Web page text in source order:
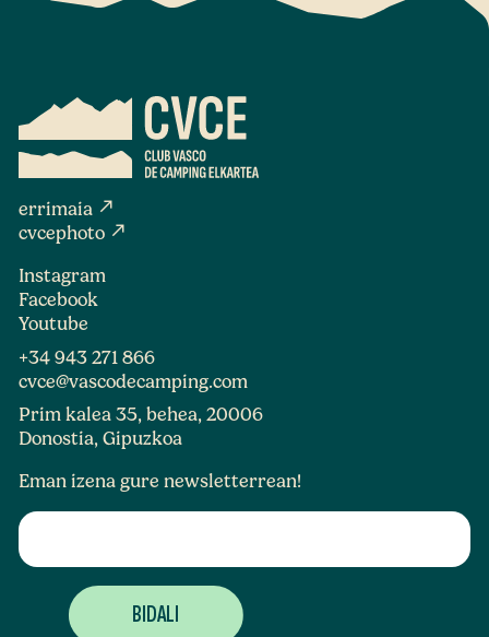
errimaia north_east
cvcephoto north_east
Instagram
Facebook
Youtube
+34 943 271 866
cvce@vascodecamping.com
Prim kalea 35, behea, 20006
Donostia, Gipuzkoa
Eman izena gure newsletterrean!